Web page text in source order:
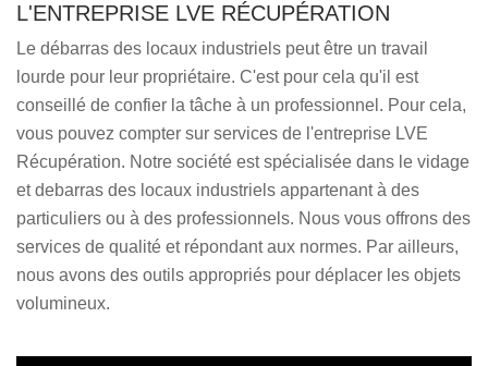
L'ENTREPRISE LVE RÉCUPÉRATION
Le débarras des locaux industriels peut être un travail
lourde pour leur propriétaire. C'est pour cela qu'il est
conseillé de confier la tâche à un professionnel. Pour cela,
vous pouvez compter sur services de l'entreprise LVE
Récupération. Notre société est spécialisée dans le vidage
et debarras des locaux industriels appartenant à des
particuliers ou à des professionnels. Nous vous offrons des
services de qualité et répondant aux normes. Par ailleurs,
nous avons des outils appropriés pour déplacer les objets
volumineux.